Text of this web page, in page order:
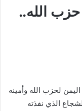
حزب الله..
لحزب الله وأمينه
الذي نفذته